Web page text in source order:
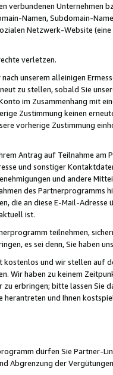
verbundenen Unternehmen
Namen, Subdomain-
Netzwerk-Website
verletzen.
unserem alleinigen
zu stellen, sobald Sie
im Zusammenhang mit
Zustimmung keinen
vorherige Zustimmung
Antrag auf Teilnahme
und sonstiger
und andere
des Partnerprogramms
die an diese E-Mail-
ist.
teilnehmen,
es sei denn, Sie haben
und wir stellen auf
Wir haben zu keinem
erbringen; bitte lassen Sie
herantreten und Ihnen
dürfen Sie Partner-
Abgrenzung der